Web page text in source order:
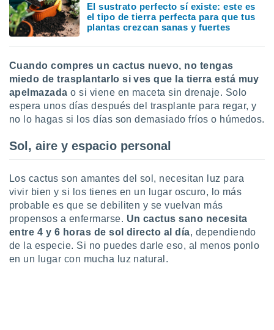
El sustrato perfecto sí existe: este es
el tipo de tierra perfecta para que tus
plantas crezcan sanas y fuertes
Cuando compres un cactus nuevo, no tengas
miedo de trasplantarlo si ves que la tierra está muy
apelmazada o si viene en maceta sin drenaje. Solo
espera unos días después del trasplante para regar, y
no lo hagas si los días son demasiado fríos o húmedos.
Sol, aire y espacio personal
Los cactus son amantes del sol, necesitan luz para
vivir bien y si los tienes en un lugar oscuro, lo más
probable es que se debiliten y se vuelvan más
propensos a enfermarse. Un cactus sano necesita
entre 4 y 6 horas de sol directo al día, dependiendo
de la especie. Si no puedes darle eso, al menos ponlo
en un lugar con mucha luz natural.